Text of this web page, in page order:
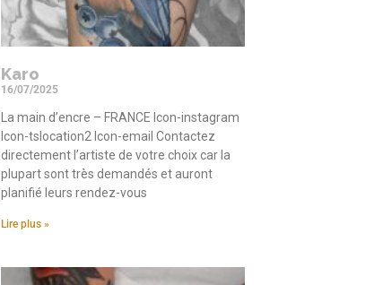
Karo
16/07/2025
La main d’encre – FRANCE Icon-instagram
Icon-tslocation2 Icon-email Contactez
directement l’artiste de votre choix car la
plupart sont très demandés et auront
planifié leurs rendez-vous
Lire plus »